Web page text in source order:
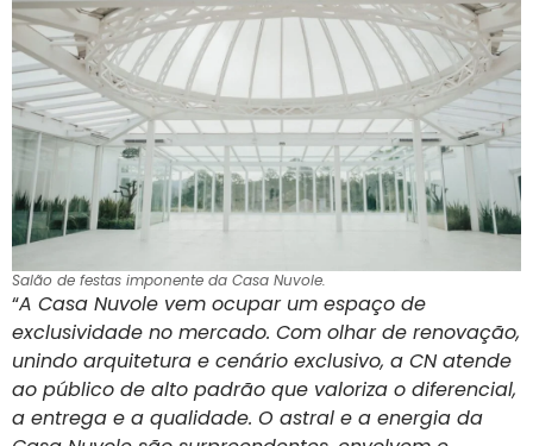
Salão de festas imponente da Casa Nuvole.
“A Casa Nuvole vem ocupar um espaço de
exclusividade no mercado. Com olhar de renovação,
unindo arquitetura e cenário exclusivo, a CN atende
ao público de alto padrão que valoriza o diferencial,
a entrega e a qualidade. O astral e a energia da